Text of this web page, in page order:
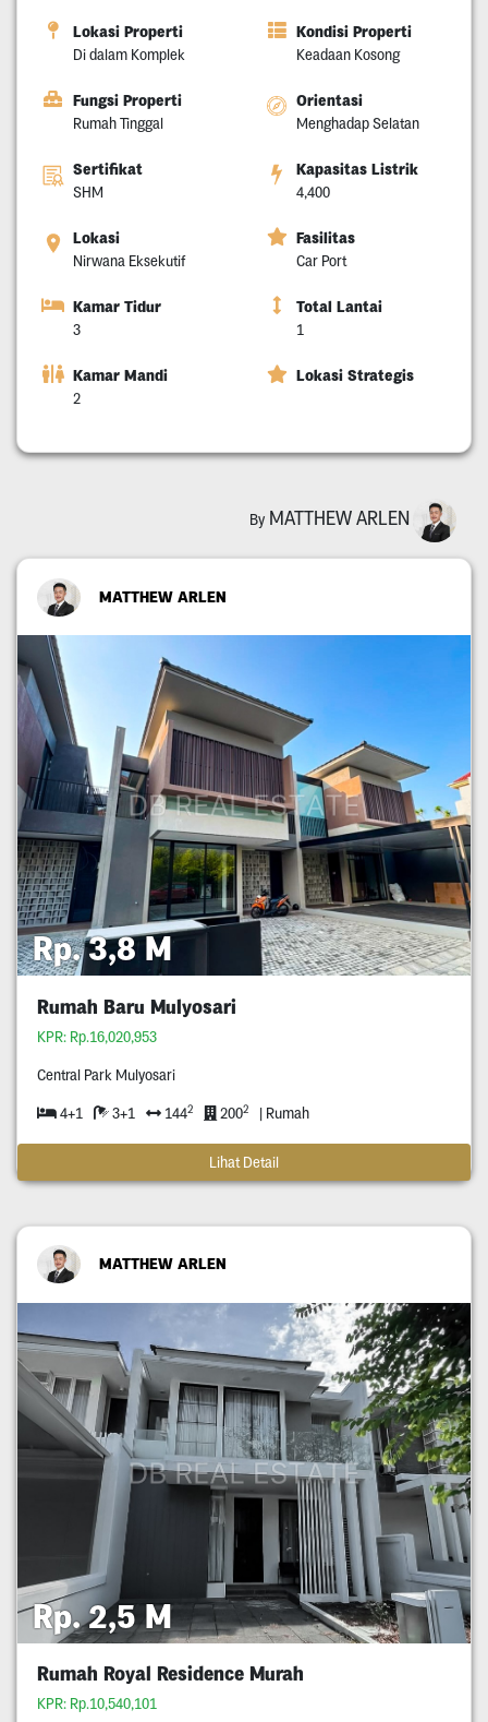
Lokasi Properti
Di dalam Komplek
Kondisi Properti
Keadaan Kosong
Fungsi Properti
Rumah Tinggal
Orientasi
Menghadap Selatan
Sertifikat
SHM
Kapasitas Listrik
4,400
Lokasi
Nirwana Eksekutif
Fasilitas
Car Port
Kamar Tidur
3
Total Lantai
1
Kamar Mandi
2
Lokasi Strategis
By MATTHEW ARLEN
MATTHEW ARLEN
Rp. 3,8 M
Rumah Baru Mulyosari
KPR: Rp.16,020,953
Central Park Mulyosari
4+1 3+1 1442 2002 | Rumah
Lihat Detail
MATTHEW ARLEN
Rp. 2,5 M
Rumah Royal Residence Murah
KPR: Rp.10,540,101